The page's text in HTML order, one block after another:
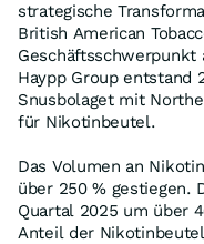
strategische
British American
Haypp Group entstand
Snusbolaget mit
für Nikotinbeutel.
Das Volumen an
über 250 % gestiegen.
Quartal 2025 um über
Anteil der